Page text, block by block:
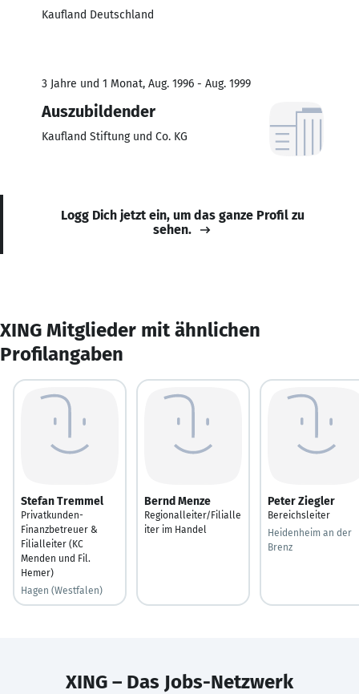
Kaufland Deutschland
3 Jahre und 1 Monat, Aug. 1996 - Aug. 1999
Auszubildender
Kaufland Stiftung und Co. KG
Logg Dich jetzt ein, um das ganze Profil zu
sehen.
XING Mitglieder mit ähnlichen
Profilangaben
Stefan Tremmel
Privatkunden-
Finanzbetreuer &
Filialleiter (KC
Menden und Fil.
Hemer)
Hagen (Westfalen)
Bernd Menze
Regionalleiter/Filialle
iter im Handel
Peter Ziegler
Bereichsleiter
Heidenheim an der
Brenz
XING – Das Jobs-Netzwerk